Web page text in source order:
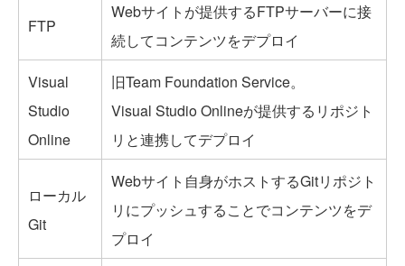
FTP
Webサイトが提供するFTPサーバーに接
続してコンテンツをデプロイ
Visual
Studio
Online
旧Team Foundation Service。
Visual Studio Onlineが提供するリポジト
リと連携してデプロイ
ローカル
Git
Webサイト自身がホストするGitリポジト
リにプッシュすることでコンテンツをデ
プロイ